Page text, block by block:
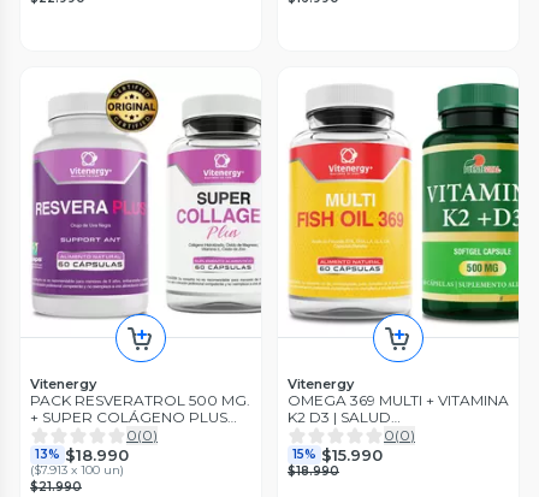
Vitenergy
PACK RESVERATROL 500 MG.
+ SUPER COLÁGENO PLUS
VITENERGY - 120 CÁPSULAS
VCAPS
0(0)
13% $18.990
($7.913 x 100 un)
$21.990
Vitenergy
OMEGA 369 MULTI + VITAMINA
K2 D3 | SALUD
CARDIOVASCULAR ÓSEA -
PACK
0(0)
15% $15.990
$18.990